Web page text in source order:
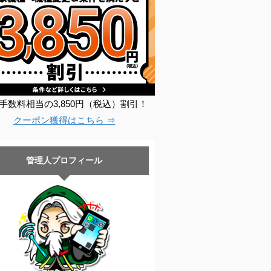
数料相当の3,850円（税込）割引！
クーポン獲得はこちら ⇒
管理人プロフィール